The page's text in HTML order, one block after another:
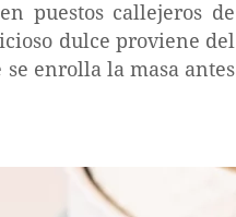
puestos callejeros de
dulce proviene del
enrolla la masa antes